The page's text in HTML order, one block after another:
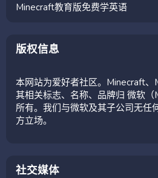
Minecraft教育版免费学英语
版权信息
本网站为爱好者社区。Minecraft
其相关标志、名称、品牌归 微软（
所有。我们与微软及其子公司无任
方立场。
社交媒体